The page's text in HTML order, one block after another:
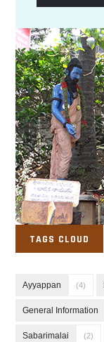
TAGS CLOUD
Ayyappan (4)
General Information
Sabarimalai (2)